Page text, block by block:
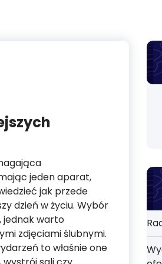
jeden aparat,
jak przede
dzień w życiu. Wybór
jednak warto
zdjęciami ślubnymi.
to właśnie one